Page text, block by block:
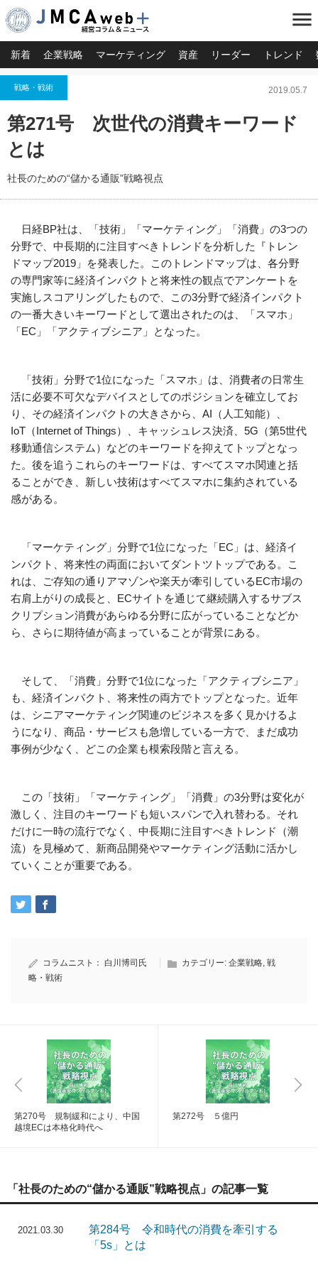
menu
新着 企業戦略 マーケティング 資産 リーダー トレンド
戦略・戦術 2019.05.7
第271号 次世代の消費キーワード
とは
社長のための“儲かる通販”戦略視点
日経BP社は、「技術」「マーケティング」「消費」の3つの
分野で、中長期的に注目すべきトレンドを分析した『トレン
ドマップ2019」を発表した。このトレンドマップは、各分野
の専門家等に経済インパクトと将来性の観点でアンケートを
実施しスコアリングしたもので、この3分野で経済インパクト
の一番大きいキーワードとして選出されたのは、「スマホ」
「EC」「アクティブシニア」となった。
「技術」分野で1位になった「スマホ」は、消費者の日常生
活に必要不可欠なデバイスとしてのポジションを確立してお
り、その経済インパクトの大きさから、AI（人工知能）、
IoT（Internet of Things）、キャッシュレス決済、5G（第5世代
移動通信システム）などのキーワードを抑えてトップとなっ
た。後を追うこれらのキーワードは、すべてスマホ関連と括
ることができ、新しい技術はすべてスマホに集約されている
感がある。
「マーケティング」分野で1位になった「EC」は、経済イ
ンパクト、将来性の両面においてダントツトップである。こ
れは、ご存知の通りアマゾンや楽天が牽引しているEC市場の
右肩上がりの成長と、ECサイトを通じて継続購入するサブス
クリプション消費があらゆる分野に広がっていることなどか
ら、さらに期待値が高まっていることが背景にある。
そして、「消費」分野で1位になった「アクティブシニア」
も、経済インパクト、将来性の両方でトップとなった。近年
は、シニアマーケティング関連のビジネスを多く見かけるよ
うになり、商品・サービスも急増している一方で、まだ成功
事例が少なく、どこの企業も模索段階と言える。
この「技術」「マーケティング」「消費」の3分野は変化が
激しく、注目のキーワードも短いスパンで入れ替わる。それ
だけに一時の流行でなく、中長期に注目すべきトレンド（潮
流）を見極めて、新商品開発やマーケティング活動に活かし
ていくことが重要である。
コラムニスト： 白川博司氏 カテゴリー: 企業戦略, 戦
略・戦術
第270号 規制緩和により、中国
越境ECは本格化時代へ
第272号 ５億円
「社長のための“儲かる通販”戦略視点」の記事一覧
2021.03.30
第284号 令和時代の消費を牽引する
「5s」とは